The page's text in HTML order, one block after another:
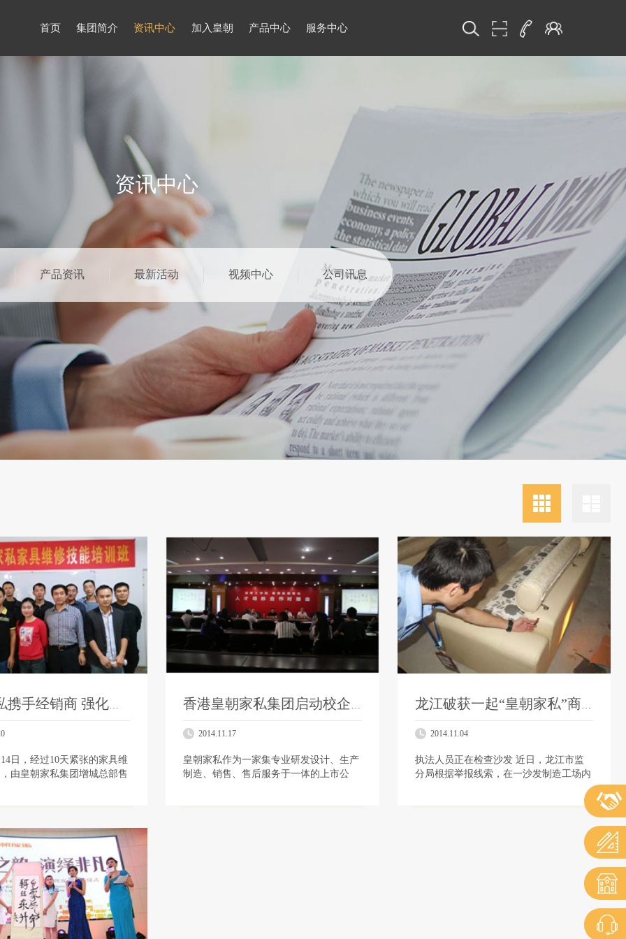
首页 集团简介 资讯中心 加入皇朝 产品中心 服务中心
资讯中心
产品资讯 最新活动 视频中心 公司讯息
皇朝家私携手经销商 强化终端售后服务
日，经过10天紧张的家具维
由皇朝家私集团增城总部售
2014.11.17
皇朝家私作为一家集专业研发设计、生产
制造、销售、售后服务于一体的上市公
2014.11.04
执法人员正在检查沙发 近日，龙江市监
分局根据举报线索，在一沙发制造工场内
破获一起侵犯我司“皇朝”注册商标专用权
的案件，现场发现沙发底布、说明书等均